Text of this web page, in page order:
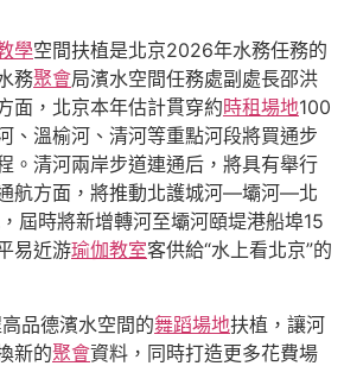
學空間扶植是北京2026年水務任務的
務聚會局濱水空間任務處副處長邵洪
面，北京本年估計貫穿約時租場地100
、溫榆河、清河等重點河段將買通步
。清河兩岸步道連通后，將具有舉行
航方面，將推動北護城河—壩河—北
屆時將新增轉河至壩河頤堤港船埠15
易近游瑜伽教室客供給“水上看北京”的
品德濱水空間的舞蹈場地扶植，讓河
新的聚會資料，同時打造更多花費場